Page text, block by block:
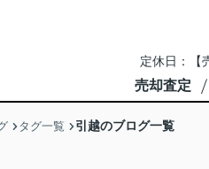
定休日：【
売却査定
タグ一覧 引越のブログ一覧